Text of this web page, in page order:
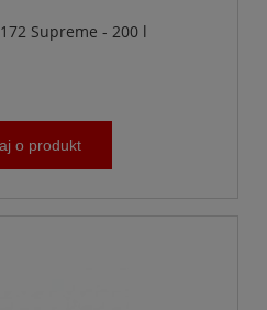
Supreme - 200 l
o produkt